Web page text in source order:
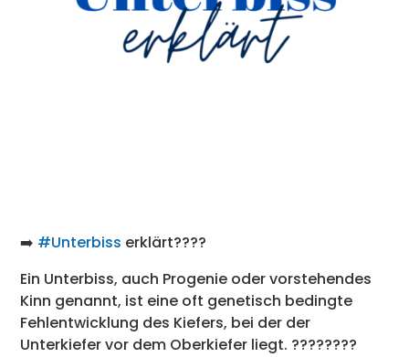
➡️ #Unterbiss erklärt????
Ein Unterbiss, auch Progenie oder vorstehendes
Kinn genannt, ist eine oft genetisch bedingte
Fehlentwicklung des Kiefers, bei der der
Unterkiefer vor dem Oberkiefer liegt. ????????